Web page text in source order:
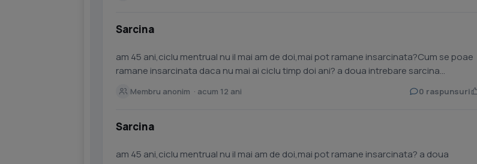
Sarcina
am 45 ani,ciclu mentrual nu il mai am de doi,mai pot ramane insarcinata?Cum se poae
ramane insarcinata daca nu mai ai ciclu timp doi ani? a doua intrebare sarcina
Membru anonim · acum 12 ani 0 raspunsuri
Sarcina
am 45 ani,ciclu mentrual nu il mai am de doi,mai pot ramane insarcinata? a doua